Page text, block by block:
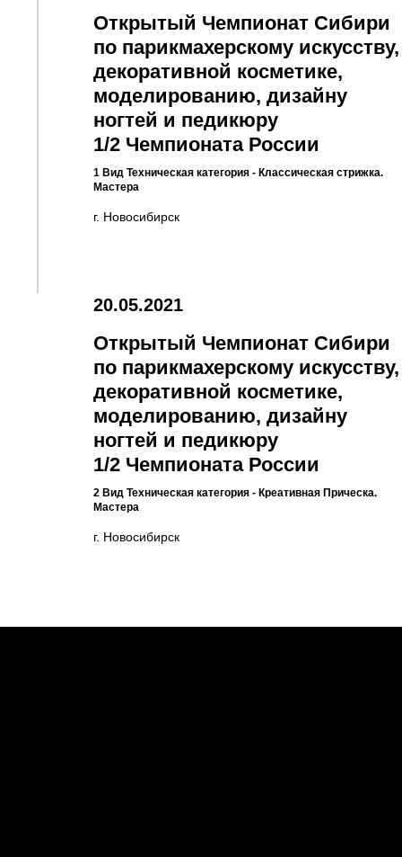
Открытый Чемпионат Сибири
по парикмахерскому искусству,
декоративной косметике,
моделированию, дизайну
ногтей и педикюру
1/2 Чемпионата России
1 Вид Техническая категория - Классическая стрижка.
Мастера
г. Новосибирск
20.05.2021
Открытый Чемпионат Сибири
по парикмахерскому искусству,
декоративной косметике,
моделированию, дизайну
ногтей и педикюру
1/2 Чемпионата России
2 Вид Техническая категория - Креативная Прическа.
Мастера
г. Новосибирск